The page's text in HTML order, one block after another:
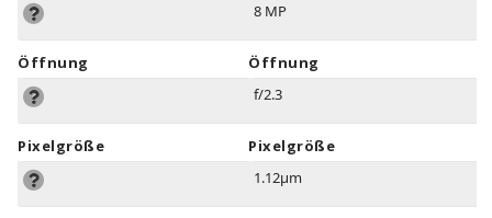
Öffnung
Pixelgröße
8 MP
Öffnung
f/2.3
Pixelgröße
1.12µm